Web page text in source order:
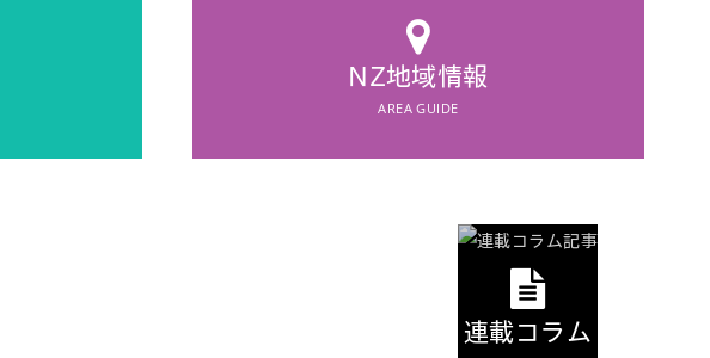
NZ地域情報
AREA GUIDE
連載コラム